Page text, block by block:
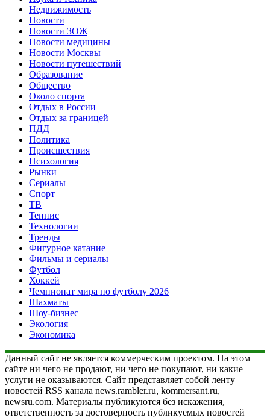
Недвижимость
Новости
Новости ЗОЖ
Новости медицины
Новости Москвы
Новости путешествий
Образование
Общество
Около спорта
Отдых в России
Отдых за границей
ПДД
Политика
Происшествия
Психология
Рынки
Сериалы
Спорт
ТВ
Теннис
Технологии
Тренды
Фигурное катание
Фильмы и сериалы
Футбол
Хоккей
Чемпионат мира по футболу 2026
Шахматы
Шоу-бизнес
Экология
Экономика
Данный сайт не является коммерческим проектом. На этом
сайте ни чего не продают, ни чего не покупают, ни какие
услуги не оказываются. Сайт представляет собой ленту
новостей RSS канала news.rambler.ru, kommersant.ru,
newsru.com. Материалы публикуются без искажения,
ответственность за достоверность публикуемых новостей